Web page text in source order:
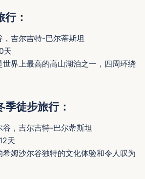
：
，吉尔吉特-巴尔蒂斯坦
天
世界上最高的高山湖泊之一，四周环绕
徒步旅行：
谷，吉尔吉特-巴尔蒂斯坦
天
姆沙尔谷独特的文化体验和令人叹为